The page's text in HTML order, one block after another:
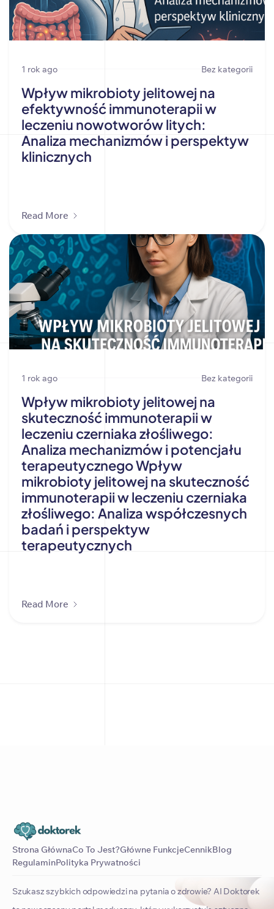
1 rok ago Bez kategorii
Wpływ mikrobioty jelitowej na
efektywność immunoterapii w
leczeniu nowotworów litych:
Analiza mechanizmów i perspektyw
klinicznych
Read More
1 rok ago Bez kategorii
Wpływ mikrobioty jelitowej na
skuteczność immunoterapii w
leczeniu czerniaka złośliwego:
Analiza mechanizmów i potencjału
terapeutycznego Wpływ
mikrobioty jelitowej na skuteczność
immunoterapii w leczeniu czerniaka
złośliwego: Analiza współczesnych
badań i perspektyw
terapeutycznych
Read More
Strona GłównaCo To Jest?Główne FunkcjeCennikBlog
RegulaminPolityka Prywatności
Szukasz szybkich odpowiedzi na pytania o zdrowie? AI Doktorek